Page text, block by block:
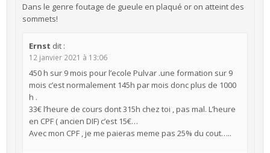
Dans le genre foutage de gueule en plaqué or on atteint des
sommets!
Ernst dit :
12 janvier 2021 à 13:06
450 h sur 9 mois pour l’ecole Pulvar .une formation sur 9
mois c’est normalement 145h par mois donc plus de 1000
h .
33€ l’heure de cours dont 315h chez toi , pas mal. L’heure
en CPF ( ancien DIF) c’est 15€…
Avec mon CPF , je me paieras meme pas 25% du cout…..